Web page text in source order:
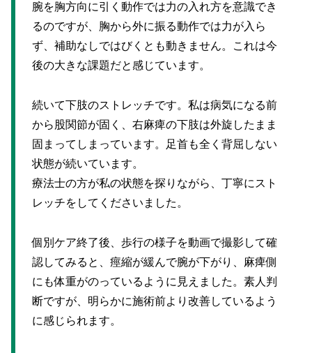
腕を胸方向に引く動作では力の入れ方を意識でき
るのですが、胸から外に振る動作では力が入ら
ず、補助なしではびくとも動きません。これは今
後の大きな課題だと感じています。
続いて下肢のストレッチです。私は病気になる前
から股関節が固く、右麻痺の下肢は外旋したまま
固まってしまっています。足首も全く背屈しない
状態が続いています。
療法士の方が私の状態を探りながら、丁寧にスト
レッチをしてくださいました。
個別ケア終了後、歩行の様子を動画で撮影して確
認してみると、痙縮が緩んで腕が下がり、麻痺側
にも体重がのっているように見えました。素人判
断ですが、明らかに施術前より改善しているよう
に感じられます。